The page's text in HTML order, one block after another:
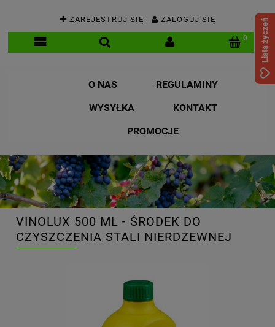
ZAREJESTRUJ SIĘ ZALOGUJ SIĘ
O NAS
REGULAMINY
WYSYŁKA
KONTAKT
PROMOCJE
VINOLUX 500 ML - ŚRODEK DO
CZYSZCZENIA STALI NIERDZEWNEJ
Lista życzeń